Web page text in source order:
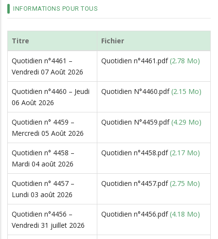
INFORMATIONS POUR TOUS
Titre Fichier
Quotidien n°4461 –
Vendredi 07 Août 2026
Quotidien n°4461.pdf (2.78 Mo)
Quotidien n°4460 – Jeudi
06 Août 2026
Quotidien N°4460.pdf (2.15 Mo)
Quotidien n° 4459 –
Mercredi 05 Août 2026
Quotidien N°4459.pdf (4.29 Mo)
Quotidien n° 4458 –
Mardi 04 août 2026
Quotidien n°4458.pdf (2.17 Mo)
Quotidien n° 4457 –
Lundi 03 août 2026
Quotidien n°4457.pdf (2.75 Mo)
Quotidien n°4456 –
Vendredi 31 juillet 2026
Quotidien n°4456.pdf (4.18 Mo)